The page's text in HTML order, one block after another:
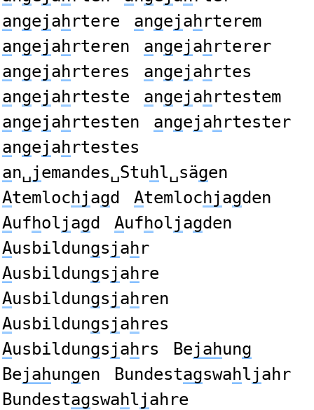
angejahrtere angejahrterem
angejahrteren angejahrterer
angejahrteres angejahrtes
angejahrteste angejahrtestem
angejahrtesten angejahrtester
angejahrtestes
an␣jemandes␣Stuhl␣sägen
Atemlochjagd Atemlochjagden
Aufholjagd Aufholjagden
Ausbildungsjahr
Ausbildungsjahre
Ausbildungsjahren
Ausbildungsjahres
Ausbildungsjahrs Bejahung
Bejahungen Bundestagswahljahr
Bundestagswahljahre